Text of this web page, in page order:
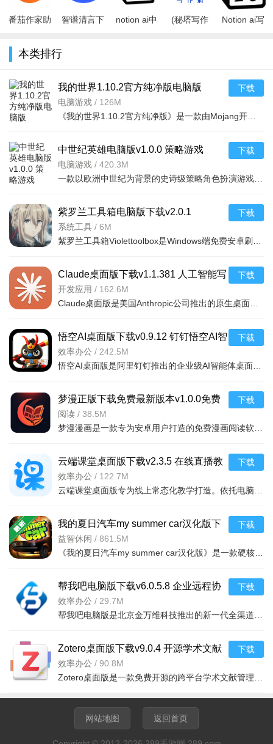
番茄作家助
v5.4.0最新
智谱清言下
notion ai中
(秘塔写作
Notion ai写
本类排行
我的世界1.10.2官方纯净版电脑版
v1.10.2纯净版
电脑游戏 / 126M
下载
中世纪英雄电脑版v1.0.0 策略游戏
电脑游戏 / 420.3M
下载
紫罗兰工具箱电脑版下载v2.0.1
Windows端免费安卓刷机救砖工具
系统工具 / 6M
下载
Claude桌面版下载v1.1.381 人工智能写
作代码助手
开发应用 / 162.6M
下载
悟空AI桌面版下载v0.9.12 钉钉悟空AI智
能体办公自动化工具
效率办公 / 242.5M
下载
梦漫正版下载免费最新版本v1.0.0免费
全集阅读下拉式
阅读 / 38.5M
下载
云端课堂桌面版下载v2.3.5 在线直播教
学上课互动课堂软件
效率办公 / 122.7M
下载
我的夏日汽车my summer car汉化版下
载v1.6生存模拟驾驶游戏
益智休闲 / 861.5M
下载
帮我吧电脑版下载v6.0.5.8 企业远程协
助客服运维管理软件
效率办公 / 29.7M
下载
Zotero桌面版下载v9.0.4 开源学术文献
管理、论文参考文献生成工
效率办公 / 90.8M
下载
网站地图 返回首页